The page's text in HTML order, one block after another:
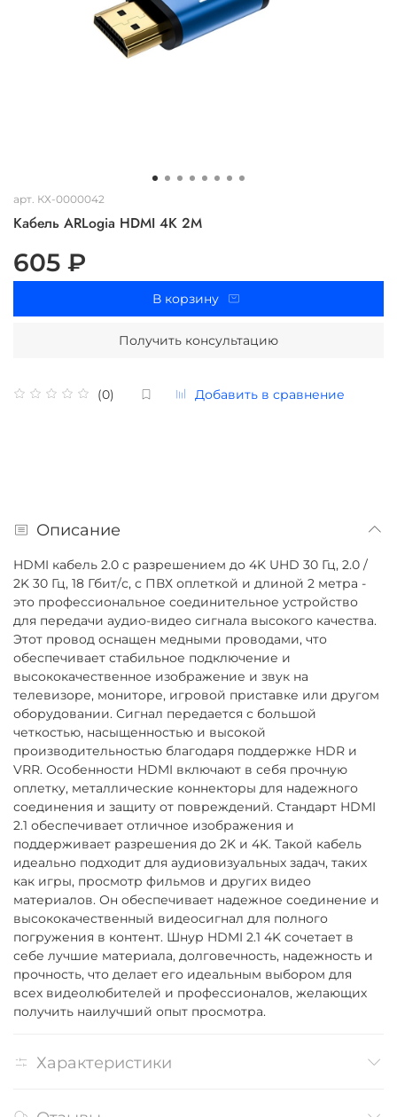
арт. КХ-0000042
Кабель ARLogia HDMI 4K 2M
(0) Добавить в сравнение
605 ₽
В корзину
Получить консультацию
Описание
HDMI кабель 2.0 с разрешением до 4K UHD 30 Гц, 2.0 /
2K 30 Гц, 18 Гбит/с, с ПВХ оплеткой и длиной 2 метра -
это профессиональное соединительное устройство
для передачи аудио-видео сигнала высокого качества.
Этот провод оснащен медными проводами, что
обеспечивает стабильное подключение и
высококачественное изображение и звук на
телевизоре, мониторе, игровой приставке или другом
оборудовании. Сигнал передается с большой
четкостью, насыщенностью и высокой
производительностью благодаря поддержке HDR и
VRR. Особенности HDMI включают в себя прочную
оплетку, металлические коннекторы для надежного
соединения и защиту от повреждений. Стандарт HDMI
2.1 обеспечивает отличное изображения и
поддерживает разрешения до 2K и 4K. Такой кабель
идеально подходит для аудиовизуальных задач, таких
как игры, просмотр фильмов и других видео
материалов. Он обеспечивает надежное соединение и
высококачественный видеосигнал для полного
погружения в контент. Шнур HDMI 2.1 4K сочетает в
себе лучшие материала, долговечность, надежность и
прочность, что делает его идеальным выбором для
всех видеолюбителей и профессионалов, желающих
получить наилучший опыт просмотра.
Характеристики